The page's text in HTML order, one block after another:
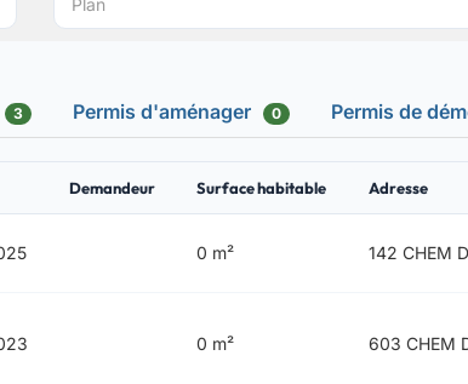
3 Permis d'aménager 0 Permis de
Demandeur Surface habitable Adresse
0 m² 142 CHEM
0 m² 603 CHEM